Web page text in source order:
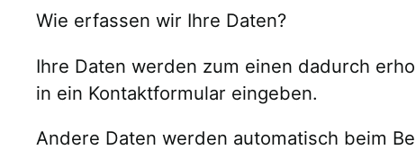
Wie erfassen wir Ihre Daten?
Ihre Daten werden zum einen dadurch
in ein Kontaktformular eingeben.
Andere Daten werden automatisch beim